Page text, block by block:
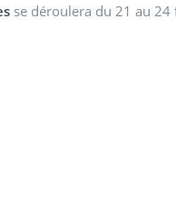
se déroulera du 21 au 24